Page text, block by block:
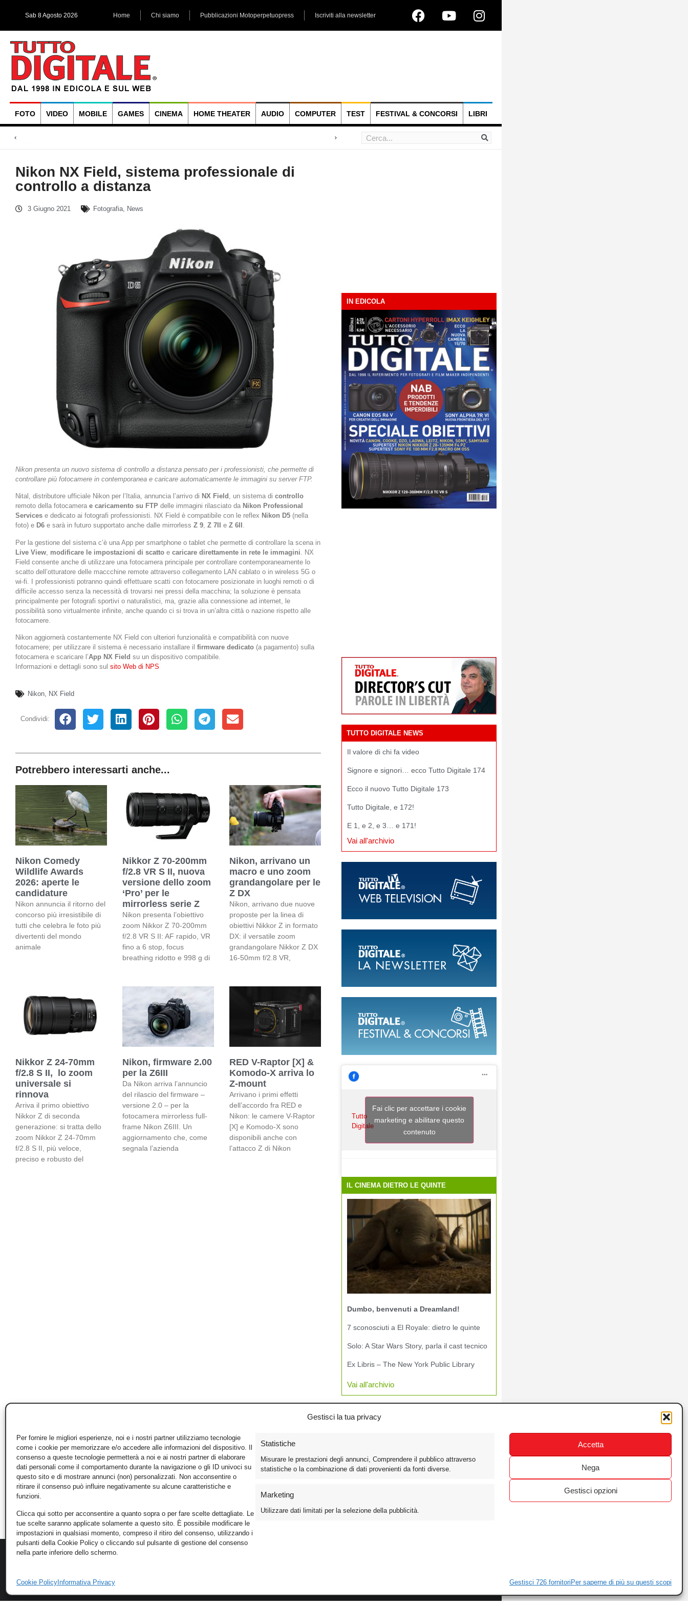
Gestisci la tua privacy
Per fornire le migliori esperienze, noi e i nostri partner utilizziamo tecnologie
come i cookie per memorizzare e/o accedere alle informazioni del dispositivo. Il
consenso a queste tecnologie permetterà a noi e ai nostri partner di elaborare
dati personali come il comportamento durante la navigazione o gli ID univoci su
questo sito e di mostrare annunci (non) personalizzati. Non acconsentire o
ritirare il consenso può influire negativamente su alcune caratteristiche e
funzioni.
Clicca qui sotto per acconsentire a quanto sopra o per fare scelte dettagliate. Le
tue scelte saranno applicate solamente a questo sito. È possibile modificare le
impostazioni in qualsiasi momento, compreso il ritiro del consenso, utilizzando i
pulsanti della Cookie Policy o cliccando sul pulsante di gestione del consenso
nella parte inferiore dello schermo.
Statistiche
Misurare le prestazioni degli annunci, Comprendere il pubblico attraverso
statistiche o la combinazione di dati provenienti da fonti diverse.
Marketing
Utilizzare dati limitati per la selezione della pubblicità.
Gestisci 726 fornitori Per saperne di più su questi scopi
Accetta
Nega
Gestisci opzioni
Cookie Policy Informativa Privacy
Sab 8 Agosto 2026 Home Chi siamo Pubblicazioni Motoperpetuopress Iscriviti alla newsletter
FOTO VIDEO MOBILE GAMES CINEMA HOME THEATER AUDIO COMPUTER TEST FESTIVAL & CONCORSI LIBRI
Nikon NX Field, sistema professionale di
controllo a distanza
3 Giugno 2021 Fotografia, News
Nikon presenta un nuovo sistema di controllo a distanza pensato per i professionisti, che permette di
controllare più fotocamere in contemporanea e caricare automaticamente le immagini su server FTP.
Nital, distributore ufficiale Nikon per l’Italia, annuncia l’arrivo di NX Field , un sistema di controllo
remoto della fotocamera e caricamento su FTP delle immagini rilasciato da Nikon Professional
Services e dedicato ai fotografi professionisti. NX Field è compatibile con le reflex Nikon D5 (nella
foto) e D6 e sarà in futuro supportato anche dalle mirrorless Z 9, Z 7II e Z 6II .
Per la gestione del sistema c’è una App per smartphone o tablet che permette di controllare la scena in
Live View modificare le impostazioni di scatto e caricare direttamente in rete le immagini . NX
Field consente anche di utilizzare una fotocamera principale per controllare contemporaneamente lo
scatto dell’otturatore delle maccchine remote attraverso collegamento LAN cablato o in wireless 5G o
wi-fi. I professionisti potranno quindi effettuare scatti con fotocamere posizionate in luoghi remoti o di
difficile accesso senza la necessità di trovarsi nei pressi della macchina; la soluzione è pensata
principalmente per fotografi sportivi o naturalistici, ma, grazie alla connessione ad internet, le
possibilità sono virtualmente infinite, anche quando ci si trova in un’altra città o nazione rispetto alle
fotocamere.
Nikon aggiornerà costantemente NX Field con ulteriori funzionalità e compatibilità con nuove
fotocamere; per utilizzare il sistema è necessario installare il firmware dedicato (a pagamento) sulla
fotocamera e scaricare l’App NX Field su un dispositivo compatibile.
Informazioni e dettagli sono sul sito Web di NPS
Nikon, NX Field
Condividi:
Potrebbero interessarti anche...
Nikon Comedy
Wildlife Awards
2026: aperte le
candidature
Nikon annuncia il ritorno del
concorso più irresistibile di
tutti che celebra le foto più
divertenti del mondo
animale
Nikkor Z 70-200mm
f/2.8 VR S II, nuova
versione dello zoom
‘Pro’ per le
mirrorless serie Z
Nikon presenta l’obiettivo
zoom Nikkor Z 70-200mm
f/2.8 VR S II: AF rapido, VR
fino a 6 stop, focus
breathing ridotto e 998 g di
Nikon, arrivano un
macro e uno zoom
grandangolare per le
Z DX
Nikon, arrivano due nuove
proposte per la linea di
obiettivi Nikkor Z in formato
DX: il versatile zoom
grandangolare Nikkor Z DX
16-50mm f/2.8 VR,
Nikkor Z 24-70mm
f/2.8 S II, lo zoom
universale si
rinnova
Arriva il primo obiettivo
Nikkor Z di seconda
generazione: si tratta dello
zoom Nikkor Z 24-70mm
f/2.8 S II, più veloce,
preciso e robusto del
Nikon, firmware 2.00
per la Z6III
Da Nikon arriva l’annuncio
del rilascio del firmware –
versione 2.0 – per la
fotocamera mirrorless full-
frame Nikon Z6III. Un
aggiornamento che, come
segnala l’azienda
RED V-Raptor [X] &
Komodo-X arriva lo
Z-mount
Arrivano i primi effetti
dell’accordo fra RED e
Nikon: le camere V-Raptor
[X] e Komodo-X sono
disponibili anche con
l’attacco Z di Nikon
IN EDICOLA
TUTTO DIGITALE NEWS
Il valore di chi fa video
Signore e signori… ecco Tutto Digitale 174
Ecco il nuovo Tutto Digitale 173
Tutto Digitale, e 172!
E 1, e 2, e 3… e 171!
Vai all'archivio
Tutto
Digitale
Fai clic per accettare i cookie
marketing e abilitare questo
contenuto
IL CINEMA DIETRO LE QUINTE
Dumbo, benvenuti a Dreamland!
7 sconosciuti a El Royale: dietro le quinte
Solo: A Star Wars Story, parla il cast tecnico
Ex Libris – The New York Public Library
Vai all'archivio